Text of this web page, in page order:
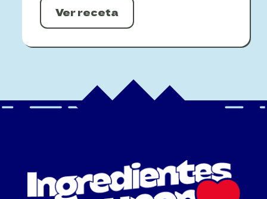
Ver receta